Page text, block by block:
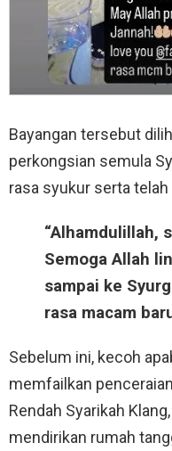
Bayangan tersebut
perkongsian semula
rasa syukur serta
“Alhamdulillah,
Semoga Allah
sampai ke
rasa macam
Sebelum ini, kecoh
memfailkan
Rendah Syarikah
mendirikan rumah